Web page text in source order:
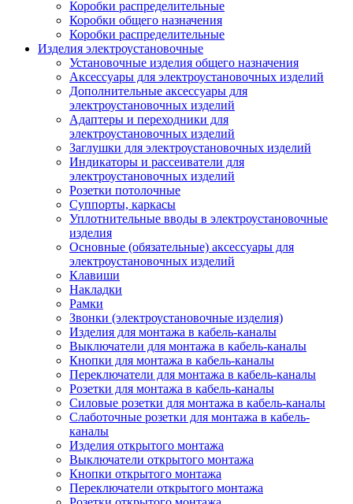
Коробки распределительные
Коробки общего назначения
Коробки распределительные
Изделия электроустановочные
Установочные изделия общего назначения
Аксессуары для электроустановочных изделий
Дополнительные аксессуары для
электроустановочных изделий
Адаптеры и переходники для
электроустановочных изделий
Заглушки для электроустановочных изделий
Индикаторы и рассеиватели для
электроустановочных изделий
Розетки потолочные
Суппорты, каркасы
Уплотнительные вводы в электроустановочные
изделия
Основные (обязательные) аксессуары для
электроустановочных изделий
Клавиши
Накладки
Рамки
Звонки (электроустановочные изделия)
Изделия для монтажа в кабель-каналы
Выключатели для монтажа в кабель-каналы
Кнопки для монтажа в кабель-каналы
Переключатели для монтажа в кабель-каналы
Розетки для монтажа в кабель-каналы
Силовые розетки для монтажа в кабель-каналы
Слаботочные розетки для монтажа в кабель-
каналы
Изделия открытого монтажа
Выключатели открытого монтажа
Кнопки открытого монтажа
Переключатели открытого монтажа